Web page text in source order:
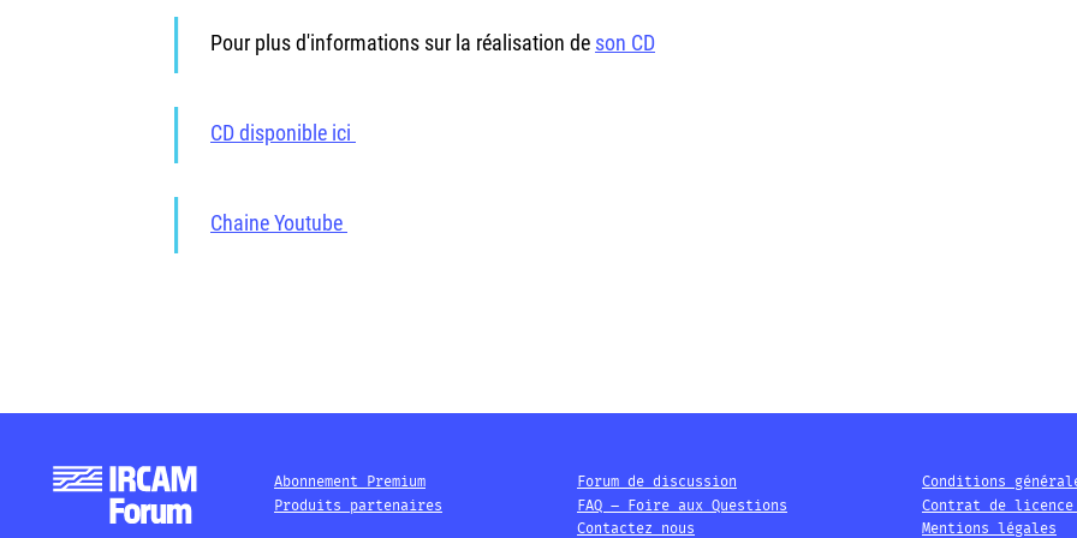
Pour plus d'informations sur la réalisation de son CD
CD disponible ici
Chaine Youtube
Abonnement Premium
Produits partenaires
Forum de discussion
FAQ – Foire aux Questions
Contactez nous
Conditions
Contrat de licence
Mentions légales